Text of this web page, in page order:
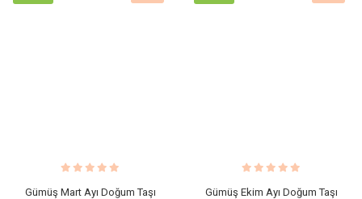
Gümüş Mart Ayı Doğum Taşı
Gümüş Ekim Ayı Doğum Taşı